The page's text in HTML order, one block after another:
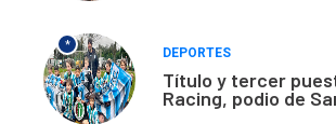
*
DEPORTES
Título y tercer
Racing, podio de